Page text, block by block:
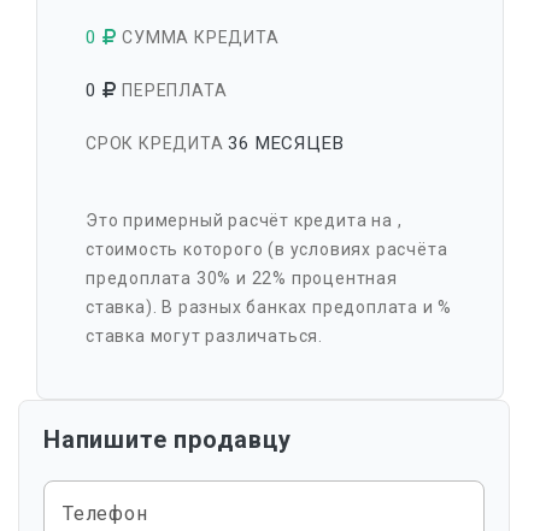
0 СУММА КРЕДИТА
0 ПЕРЕПЛАТА
СРОК КРЕДИТА36 МЕСЯЦЕВ
Это примерный расчёт кредита на ,
стоимость которого(в условиях расчёта
предоплата 30% и 22% процентная
ставка). В разных банках предоплата и %
ставка могут различаться.
Напишите продавцу
Телефон